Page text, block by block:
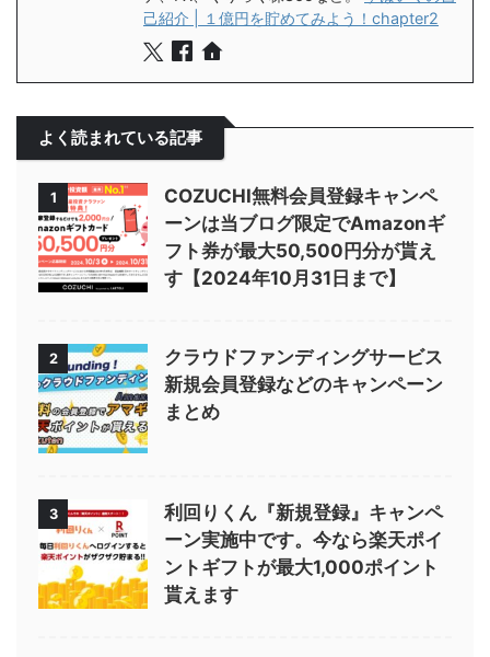
己紹介 | １億円を貯めてみよう！chapter2
よく読まれている記事
1
COZUCHI無料会員登録キャンペ
ーンは当ブログ限定でAmazonギ
フト券が最大50,500円分が貰え
す【2024年10月31日まで】
2
クラウドファンディングサービス
新規会員登録などのキャンペーン
まとめ
3
利回りくん『新規登録』キャンペ
ーン実施中です。今なら楽天ポイ
ントギフトが最大1,000ポイント
貰えます